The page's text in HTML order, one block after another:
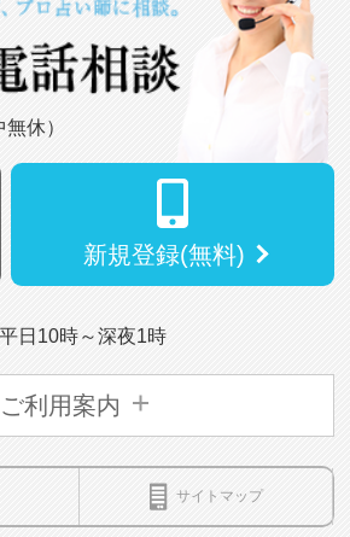
休）
新規登録(無料)
日10時～深夜1時
ご利用案内
サイトマップ